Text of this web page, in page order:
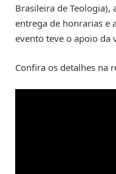
Brasileira de
entrega de honrarias e
evento teve o apoio da
Confira os detalhes na